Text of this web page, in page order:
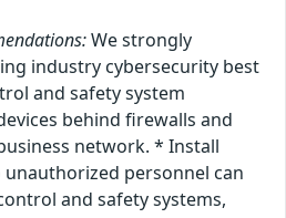
We strongly
industry cybersecurity best
and safety system
behind firewalls and
network. * Install
personnel can
and safety systems,